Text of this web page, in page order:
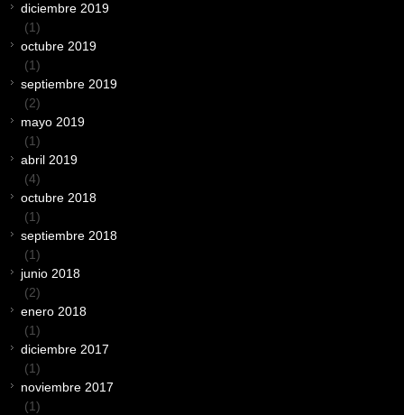
diciembre 2019
(1)
octubre 2019
(1)
septiembre 2019
(2)
mayo 2019
(1)
abril 2019
(4)
octubre 2018
(1)
septiembre 2018
(1)
junio 2018
(2)
enero 2018
(1)
diciembre 2017
(1)
noviembre 2017
(1)